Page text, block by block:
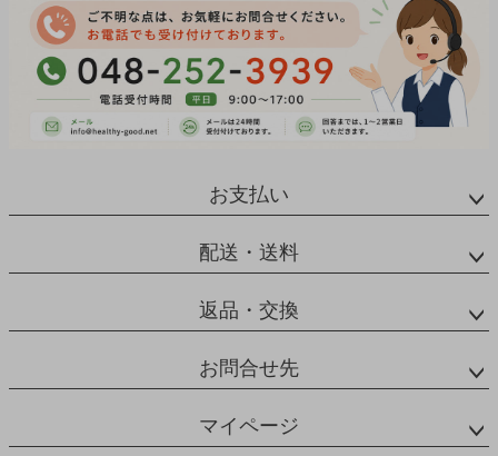
お支払い
配送・送料
返品・交換
お問合せ先
マイページ